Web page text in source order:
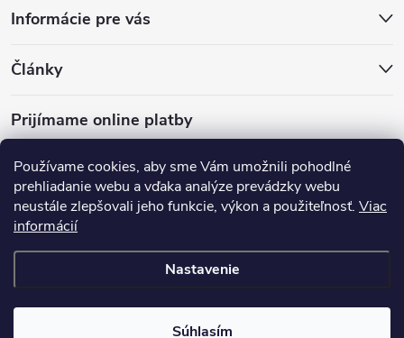
Používame cookies, aby sme Vám umožnili pohodlné
prehliadanie webu a vďaka analýze prevádzky webu
neustále zlepšovali jeho funkcie, výkon a použiteľnosť. Viac
informácií
Nastavenie
Súhlasím
Informácie pre vás
Články
Prijímame online platby
nastavenie cookies